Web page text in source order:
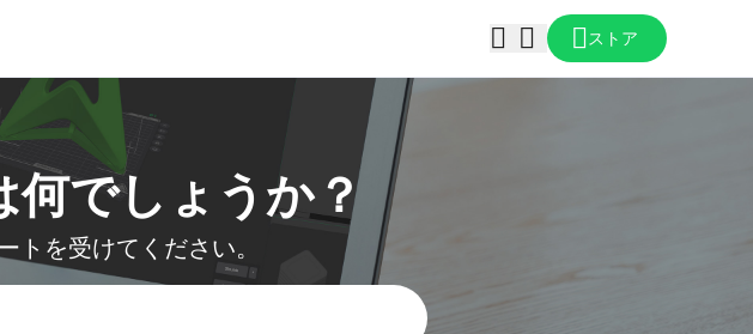
ストア
何でしょうか？
トを受けてください。